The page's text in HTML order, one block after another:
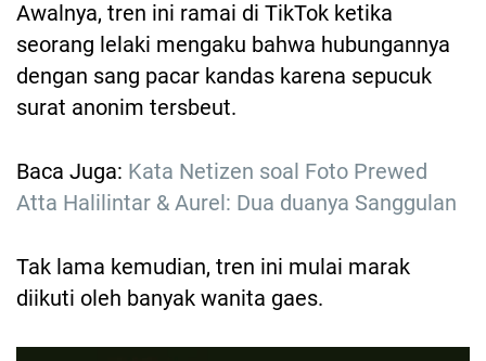
Awalnya, tren ini ramai di TikTok ketika
seorang lelaki mengaku bahwa hubungannya
dengan sang pacar kandas karena sepucuk
surat anonim tersbeut.
Baca Juga: Kata Netizen soal Foto Prewed
Atta Halilintar & Aurel: Dua duanya Sanggulan
Tak lama kemudian, tren ini mulai marak
diikuti oleh banyak wanita gaes.